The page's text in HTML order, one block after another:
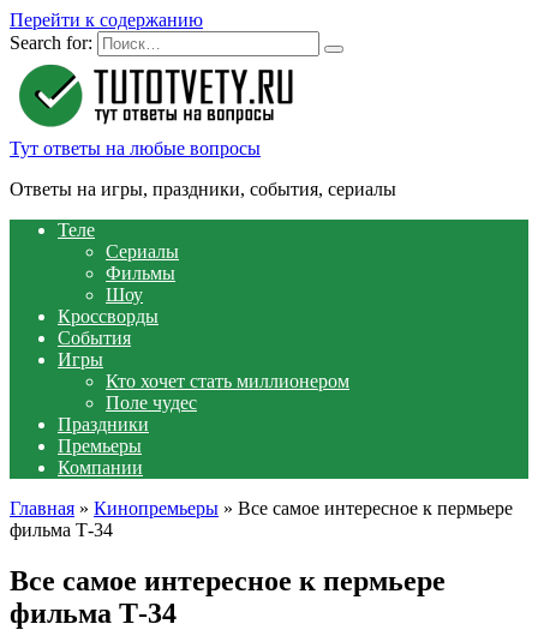
Перейти к содержанию
Search for:
Тут ответы на любые вопросы
Ответы на игры, праздники, события, сериалы
Теле
Сериалы
Фильмы
Шоу
Кроссворды
События
Игры
Кто хочет стать миллионером
Поле чудес
Праздники
Премьеры
Компании
Главная » Кинопремьеры » Все самое интересное к пермьере
фильма Т-34
Все самое интересное к пермьере
фильма Т-34